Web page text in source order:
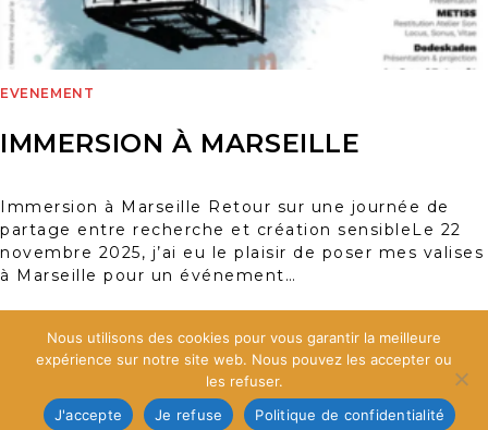
EVENEMENT
IMMERSION À MARSEILLE
Immersion à Marseille Retour sur une journée de
partage entre recherche et création sensibleLe 22
novembre 2025, j’ai eu le plaisir de poser mes valises
à Marseille pour un événement…
@Mélanie FORNÉ 2026 - Illustratrice et web designer
Nous utilisons des cookies pour vous garantir la meilleure
expérience sur notre site web. Nous pouvez les accepter ou
les refuser.
J'accepte
Je refuse Politique de confidentialité